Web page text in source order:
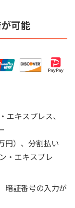
可能
エキスプレス、
円）、分割払い
・エキスプレ
暗証番号の入力が